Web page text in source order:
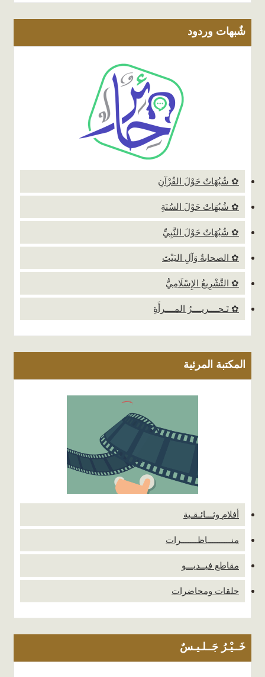
شٌبهات وردود
✿ شُبُهَاتٌ حَوْلَ القُرْآنِ
✿ شُبُهَاتٌ حَوْلَ السُنَةِ
✿ شُبُهَاتٌ حَوْلَ النَّبِيِّ
✿ الصحابةُ وَآلِ البَيْتَ
✿ التَّشْرِيعُ الإِسْلَامِيُّ
✿ تَـحــــريــــرُ المــــرأَةِ
المكتبة المرئية
أفلام وثـــائـقـية
منــــــــــاظـــــــرات
مقاطع فيــديـــو
حلقات ومحاضرات
خَــيْـرُ جَــلـيـسٌ